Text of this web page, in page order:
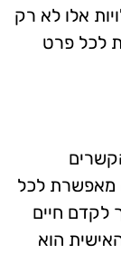
אלו לא רק
לכל פרט
מאפשרת לכל
לקדם חיים
הוא